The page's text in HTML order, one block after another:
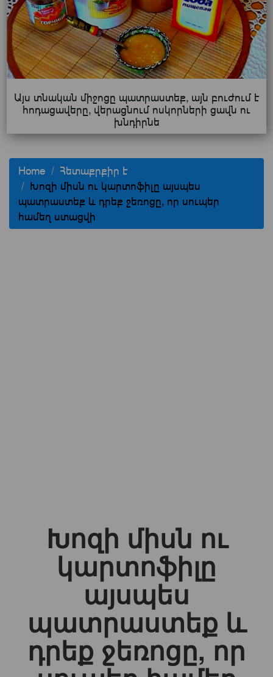
Այս տնական միջոցը պատրաստեք, այն բուժում է
հոդացավերը, վերացնում ոսկորների ցավն ու
խնդիրնե
Home
Հետաքրքիր է
Խոզի միսն ու կարտոֆիլը այսպես
պատրաստեք և դրեք ջեռոցը, որ սուպեր
համեղ ստացվի
Խոզի միսն ու
կարտոֆիլը
այսպես
պատրաստեք և
դրեք ջեռոցը, որ